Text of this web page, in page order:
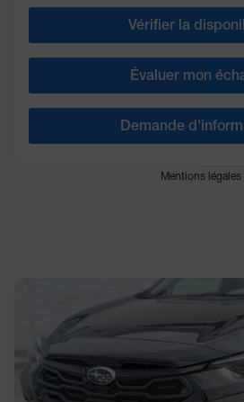
Vérifier la
Évaluer mon
Demande
Mentions légales